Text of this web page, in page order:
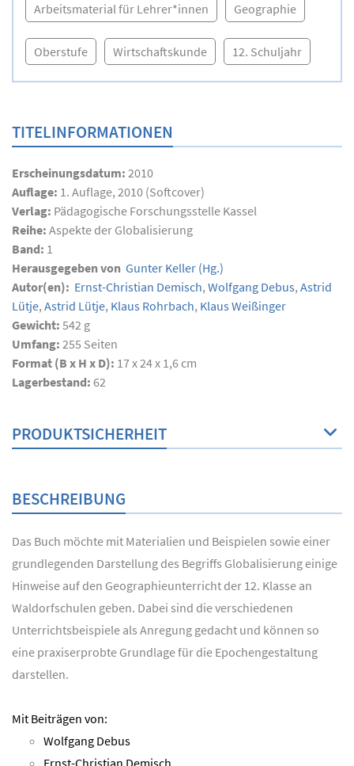
Arbeitsmaterial für Lehrer*innen Geographie
Oberstufe Wirtschaftskunde 12. Schuljahr
TITELINFORMATIONEN
Erscheinungsdatum: 2010
Auflage: 1. Auflage, 2010 (Softcover)
Verlag: Pädagogische Forschungsstelle Kassel
Reihe: Aspekte der Globalisierung
Band: 1
Herausgegeben von Gunter Keller (Hg.)
Autor(en): Ernst-Christian Demisch, Wolfgang Debus, Astrid
Lütje, Astrid Lütje, Klaus Rohrbach, Klaus Weißinger
Gewicht: 542 g
Umfang: 255 Seiten
Format (B x H x D): 17 x 24 x 1,6 cm
Lagerbestand: 62
PRODUKTSICHERHEIT
BESCHREIBUNG
Das Buch möchte mit Materialien und Beispielen sowie einer
grundlegenden Darstellung des Begriffs Globalisierung einige
Hinweise auf den Geographieunterricht der 12. Klasse an
Waldorfschulen geben. Dabei sind die verschiedenen
Unterrichtsbeispiele als Anregung gedacht und können so
eine praxiserprobte Grundlage für die Epochengestaltung
darstellen.
Mit Beiträgen von:
Wolfgang Debus